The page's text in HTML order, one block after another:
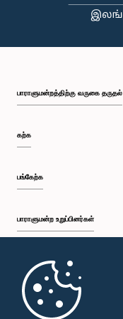
பி.ப. 2:35 - பி.ப. 2:42
பி.ப. 2:48 - பி.ப. 2:53
பி.ப. 2:59 - பி.ப. 3:09
பாராளுமன்றத்திற்கு வருகை தருதல்
கற்க
பங்கேற்க
பாராளுமன்ற உறுப்பினர்கள்
முதற்பக்கம்